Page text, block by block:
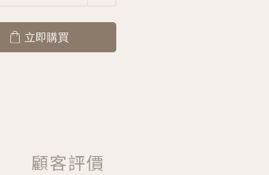
立即購買
顧客評價